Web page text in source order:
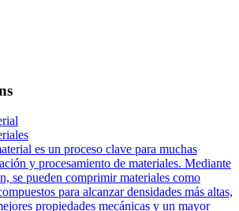
es un proceso clave para muchas
y procesamiento de materiales. Mediante
se pueden comprimir materiales como
para alcanzar densidades más altas,
propiedades mecánicas y un mayor